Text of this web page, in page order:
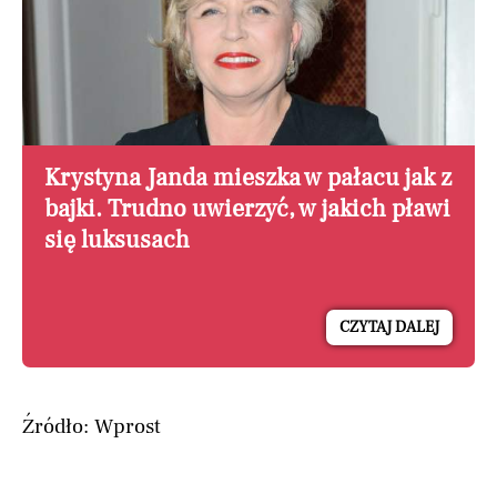
Krystyna Janda mieszka w pałacu jak z
bajki. Trudno uwierzyć, w jakich pławi
się luksusach
CZYTAJ DALEJ
Źródło: Wprost